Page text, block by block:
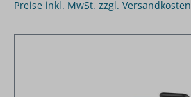
Preise inkl. MwSt. zzgl. Versandkosten